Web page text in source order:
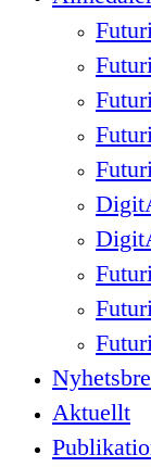
Menu
Aktuellt